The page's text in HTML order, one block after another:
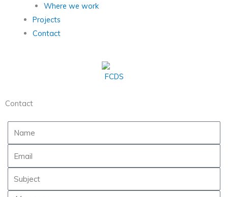
Where we work
Projects
Contact
Contact